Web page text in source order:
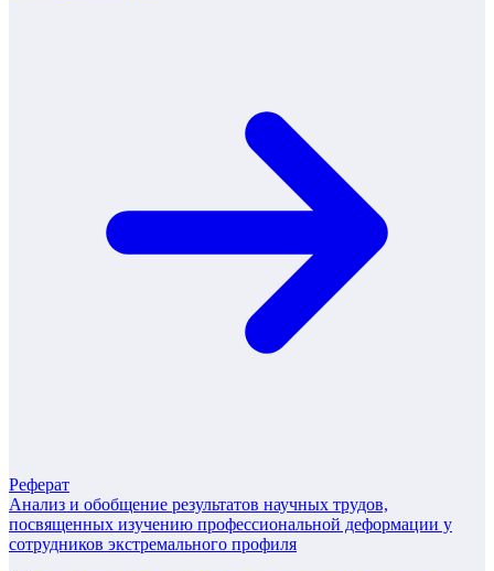
Реферат
Анализ и обобщение результатов научных трудов,
посвященных изучению профессиональной деформации у
сотрудников экстремального профиля